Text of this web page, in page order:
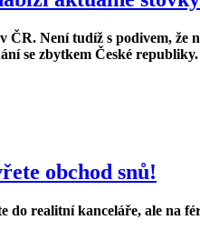
Není tudíž s podivem,
se zbytkem České
obchod snů!
do realitní kanceláře, ale na